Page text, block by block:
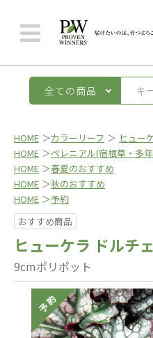
全ての商品
HOME ＞カラーリーフ ＞ ヒュー
HOME ＞ペレニアル(宿根草・多
HOME ＞春夏のおすすめ
HOME ＞秋のおすすめ
HOME ＞予約
おすすめ商品
ヒューケラ ドルチ
9cmポリポット